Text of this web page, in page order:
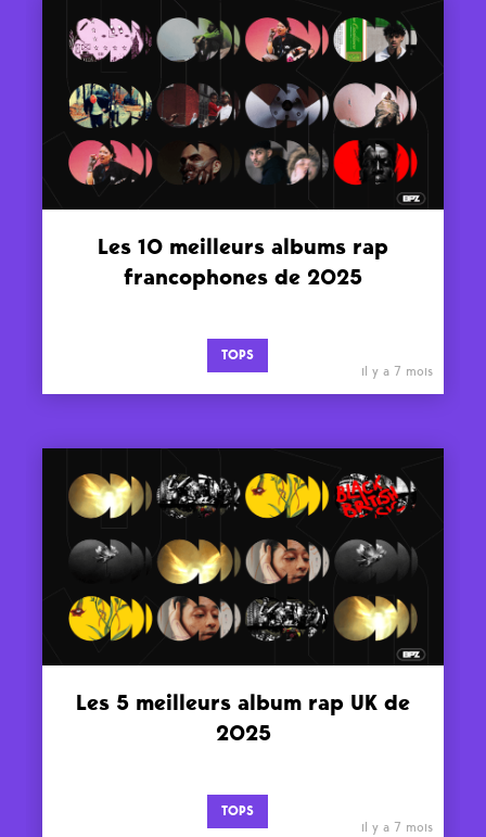
Les 10 meilleurs albums rap
francophones de 2025
TOPS
il y a 7 mois
Les 5 meilleurs album rap UK de
2025
TOPS
il y a 7 mois